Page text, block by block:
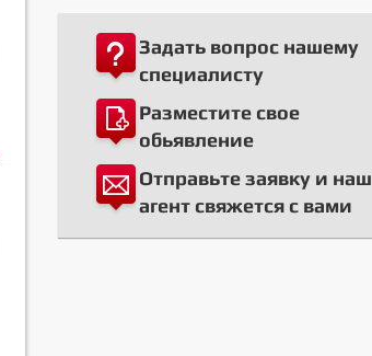
Задать вопрос нашему
специалисту
Разместите свое
обьявление
Отправьте заявку и наш
агент свяжется с вами